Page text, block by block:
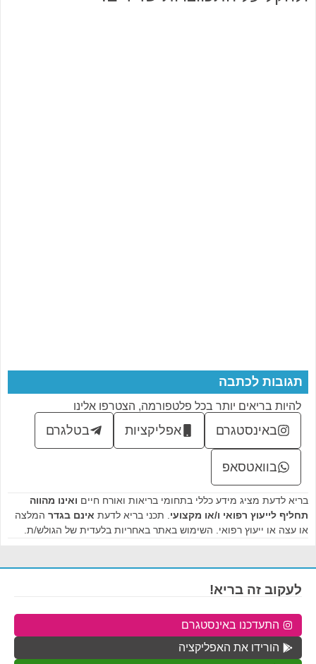
תגובות לכתבה
להיות בריאים יותר בכל פלטפורמה, הצטרפו אלינו
באינסטגרם אפליקציות בטלגרם
בוואטסאפ
בריא לדעת מציג מידע כללי בתחומי בריאות ואורח חיים ואינו מהווה
תחליף לייעוץ רפואי ו/או מקצועי. תכני בריא לדעת אינם בגדר המלצה
או עצה או ייעוץ רפואי. השימוש באתר באחריות בלעדית של הגולש/ת.
לעקוב זה בריא!
התעדכנו באינסטגרם
הורידו את האפליקציה